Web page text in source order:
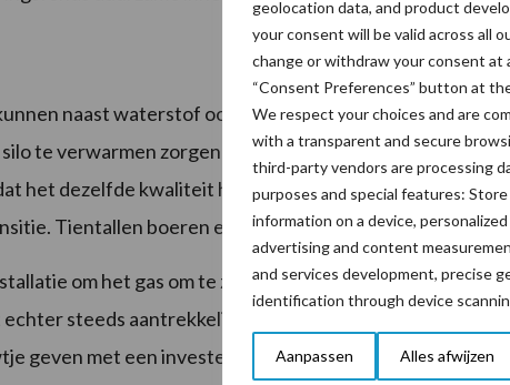
geolocation data, and product
your consent will be valid across all
change or withdraw your consent at
“Consent Preferences” button at
We respect your choices and are
with a transparent and secure
third-party vendors are processing
purposes and special features: Store
information on a device,
advertising and content
and services development, precise
identification through device
Aanpassen Alles afwijzen
naast waterstof ook groen gas produceren door
te verwarmen zorgen bacteriën voor de productie van
het dezelfde kwaliteit heeft als aardgas. Hiermee
Tientallen boeren en tuinders in Nederland doen dit
om het gas om te zetten zijn vrij hoog. Door de
steeds aantrekkelijker. Er is nog een klein duwtje in
geven met een investeringsfonds voor deze installaties